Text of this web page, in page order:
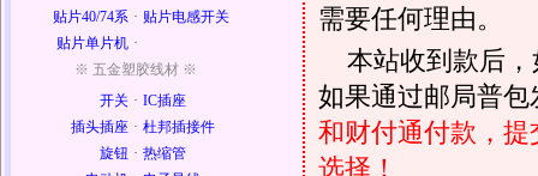
贴片40/74系 · 贴片电感开关
贴片单片机 ·
※ 五金塑胶线材 ※
开关 · IC插座
插头插座 · 杜邦插接件
旋钮 · 热缩管
需要任何理由。
本站收到款后
如果通过邮局普包
和财付通付款，
选择！